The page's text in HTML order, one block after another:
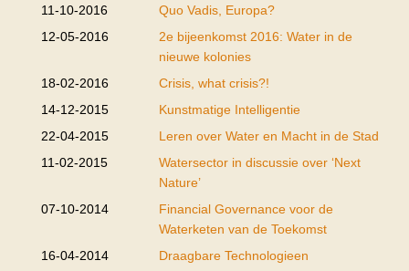
11-10-2016
Quo Vadis, Europa?
12-05-2016
2e bijeenkomst 2016: Water in de
nieuwe kolonies
18-02-2016
Crisis, what crisis?!
14-12-2015
Kunstmatige Intelligentie
22-04-2015
Leren over Water en Macht in de Stad
11-02-2015
Watersector in discussie over ‘Next
Nature’
07-10-2014
Financial Governance voor de
Waterketen van de Toekomst
16-04-2014
Draagbare Technologieen